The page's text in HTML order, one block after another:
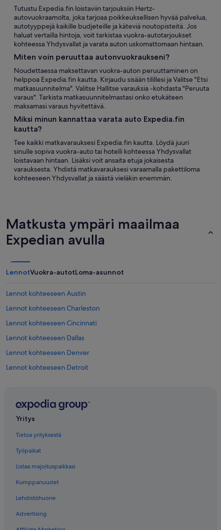
Tutustu Expedia.fin loistaviin tarjouksiin Hertz-
autovuokraamolta, joka tarjoaa poikkeuksellisen hyvää palvelua,
autotyyppejä kaikille budjeteille ja käteviä noutopisteitä. Jos
haluat vertailla hintoja, voit tarkistaa vuokra-autotarjoukset
kohteessa Yhdysvallat ja varata auton uskomattomaan hintaan.
Miten voin peruuttaa autonvuokraukseni?
Noudettaessa maksettavan vuokra-auton peruuttaminen on
helppoa Expedia.fin kautta. Kirjaudu sisään tilillesi ja Valitse "Etsi
matkasuunnitelma". Valitse Hallitse varauksia -kohdasta "Peruuta
varaus". Tarkista matkasuunnitelmastasi onko etukäteen
maksamasi varaus hyvitettävä.
Miksi minun kannattaa varata auto Expedia.fin
kautta?
Tee kaikki matkavarauksesi Expedia.fin kautta. Löydä juuri
sinulle sopiva vuokra-auto tai hotelli kohteessa Yhdysvallat
loistavaan hintaan. Lisäksi voit ansaita etuja jokaisesta
varauksesta. Yhdistä matkavarauksesi varaamalla pakettiloma
kohteeseen Yhdysvallat ja säästä vieläkin enemmän.
Matkusta ympäri maailmaa
Expedian avulla
LennotVuokra-autotLoma-asunnot
Lennot kohteeseen Austin
Lennot kohteeseen Charleston
Lennot kohteeseen Cincinnati
Lennot kohteeseen Dallas
Lennot kohteeseen Denver
Lennot kohteeseen Detroit
Lennot kohteeseen Las Vegas
Lennot kohteeseen Memphis
Lennot kohteeseen Miami
Lennot kohteeseen Minneapolis
Lennot kohteeseen Nashville
Lennot kohteeseen New York
Lennot kohteeseen Oakland
Yritys
Tietoa yrityksestä
Työpaikat
Listaa majoituspaikkasi
Kumppanuudet
Lehdistöhuone
Advertising